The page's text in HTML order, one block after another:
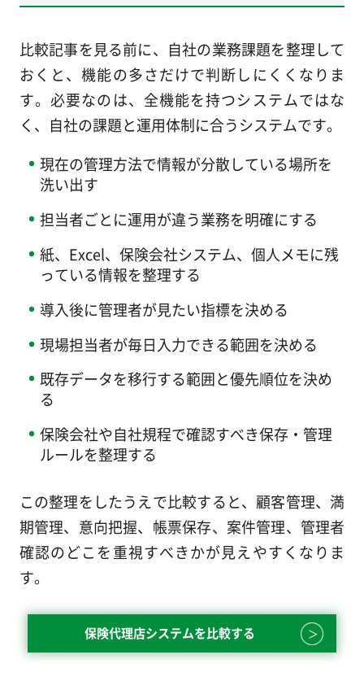
比較記事を見る前に、自社の業務課題を整理して
おくと、機能の多さだけで判断しにくくなりま
す。必要なのは、全機能を持つシステムではな
く、自社の課題と運用体制に合うシステムです。
現在の管理方法で情報が分散している場所を
洗い出す
担当者ごとに運用が違う業務を明確にする
紙、Excel、保険会社システム、個人メモに残
っている情報を整理する
導入後に管理者が見たい指標を決める
現場担当者が毎日入力できる範囲を決める
既存データを移行する範囲と優先順位を決め
る
保険会社や自社規程で確認すべき保存・管理
ルールを整理する
この整理をしたうえで比較すると、顧客管理、満
期管理、意向把握、帳票保存、案件管理、管理者
確認のどこを重視すべきかが見えやすくなりま
す。
保険代理店システムを比較する